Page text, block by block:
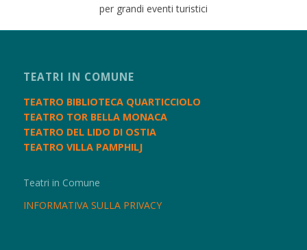
per grandi eventi turistici
TEATRI IN COMUNE
TEATRO BIBLIOTECA QUARTICCIOLO
TEATRO TOR BELLA MONACA
TEATRO DEL LIDO DI OSTIA
TEATRO VILLA PAMPHILJ
Teatri in Comune
INFORMATIVA SULLA PRIVACY